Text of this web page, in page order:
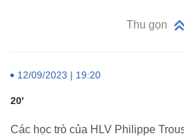
Thu gọn
12/09/2023 | 19:20
20'
Các học trò của HLV Philippe